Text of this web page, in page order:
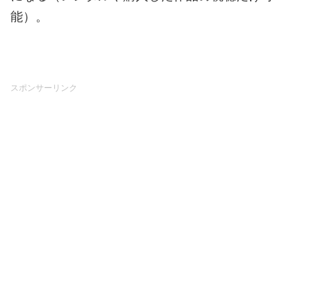
能）。
スポンサーリンク